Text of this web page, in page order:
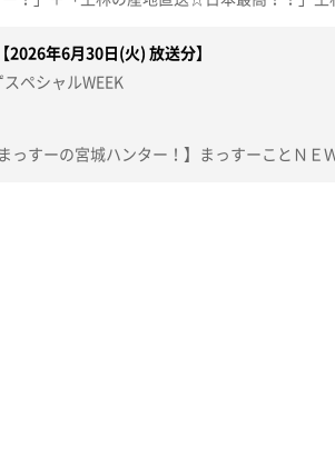
。
2026年6月30日(火) 放送分】
ペシャルWEEK